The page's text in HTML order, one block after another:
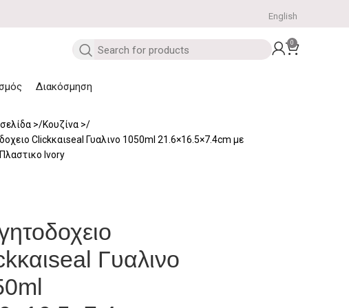
English
0
Διακόσμηση
Κουζίνα
Clickκαιseal Γυαλινο 1050ml 21.6×16.5×7.4cm με
Ivory
Γυαλινο